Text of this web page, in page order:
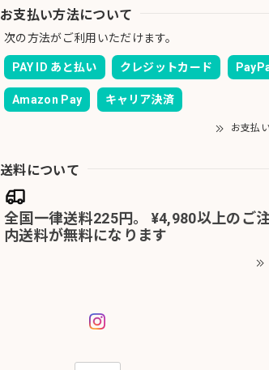
お支払い方法について
次の方法がご利用いただけます。
PAY ID あと払い クレジットカード
Amazon Pay キャリア決済
お支払
送料について
全国一律送料225円。 ¥4,980以上のご
内送料が無料になります